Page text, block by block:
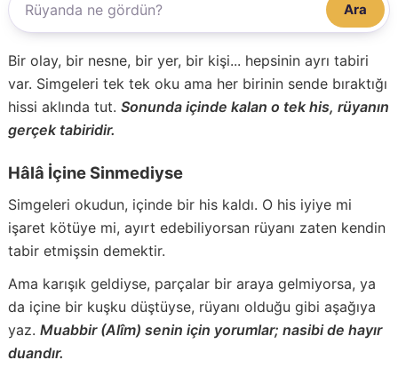
Ara
Bir olay, bir nesne, bir yer, bir kişi... hepsinin ayrı tabiri
var. Simgeleri tek tek oku ama her birinin sende bıraktığı
hissi aklında tut. Sonunda içinde kalan o tek his, rüyanın
gerçek tabiridir.
Hâlâ İçine Sinmediyse
Simgeleri okudun, içinde bir his kaldı. O his iyiye mi
işaret kötüye mi, ayırt edebiliyorsan rüyanı zaten kendin
tabir etmişsin demektir.
Ama karışık geldiyse, parçalar bir araya gelmiyorsa, ya
da içine bir kuşku düştüyse, rüyanı olduğu gibi aşağıya
yaz. Muabbir (Alîm) senin için yorumlar; nasibi de hayır
duandır.